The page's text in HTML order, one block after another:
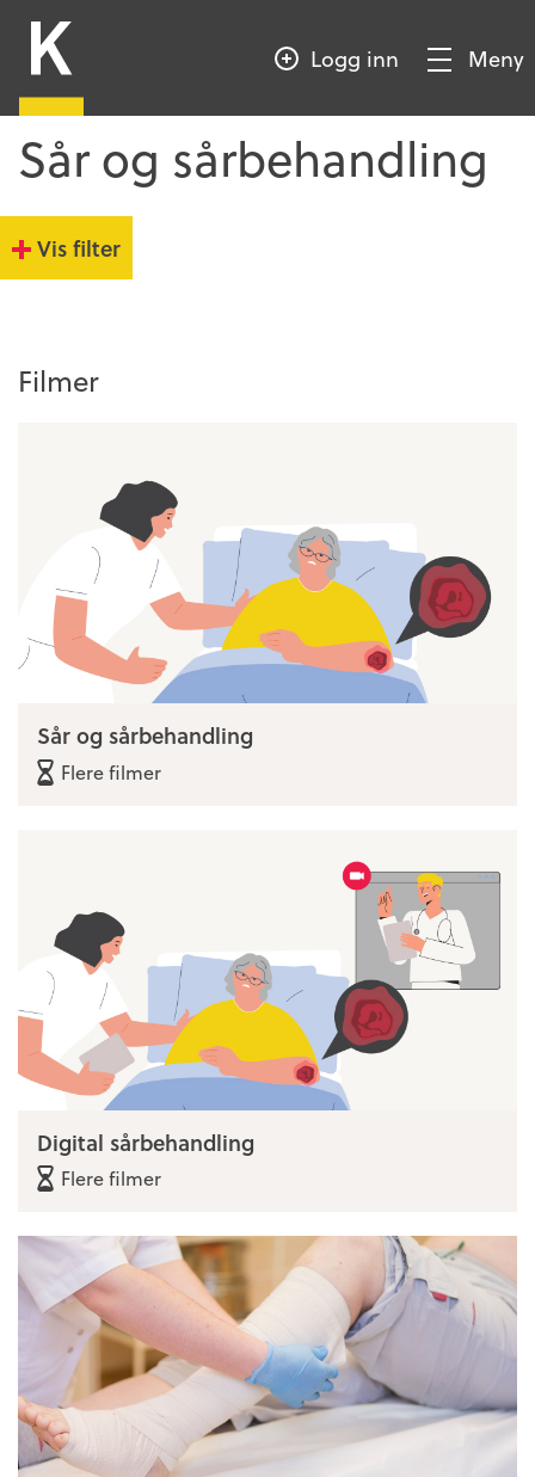
HOVEDINNHOLD
KompetansebroenLogg inn
Vis/SkjulMeny
Sår og sårbehandling
Vis filter
Filmer
Sår og sårbehandling
Flere filmer
Digital sårbehandling
Flere filmer